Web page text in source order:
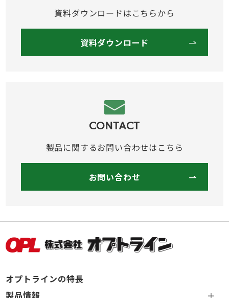
資料ダウンロードはこちらから
資料ダウンロード
CONTACT
製品に関するお問い合わせはこちら
お問い合わせ
オプトラインの特長
製品情報